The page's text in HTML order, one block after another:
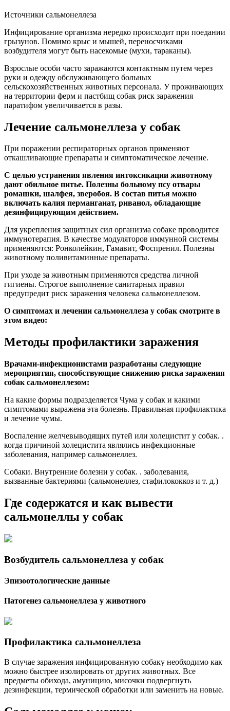
Источники сальмонеллеза
Инфицирование организма нередко происходит при поедании
грызунов. Помимо крыс и мышей, переносчиками
возбудителя могут быть насекомые (мухи, тараканы).
Взрослые особи часто заражаются контактным путем через
руки и одежду обслуживающего больных
сельскохозяйственных животных персонала. У проживающих
на территории ферм и пастбищ собак риск заражения
паратифом увеличивается в разы.
Лечение сальмонеллеза у собак
При поражении респираторных органов применяют
откашливающие препараты и симптоматическое лечение.
С целью устранения явления интоксикации животному
дают обильное питье. Полезны больному псу отвары
ромашки, шалфея, зверобоя. В состав питья можно
включать калия перманганат, риванол, обладающие
дезинфицирующим действием.
Для укрепления защитных сил организма собаке проводится
иммунотерапия. В качестве модуляторов иммунной системы
применяются: Ронколейкин, Гамавит, Фоспренил. Полезны
животному поливитаминные препараты.
При уходе за животным применяются средства личной
гигиены. Строгое выполнение санитарных правил
предупредит риск заражения человека сальмонеллезом.
О симптомах и лечении сальмонеллеза у собак смотрите в
этом видео:
Методы профилактики заражения
Врачами-инфекционистами разработаны следующие
мероприятия, способствующие снижению риска заражения
собак сальмонеллезом:
На какие формы подразделяется Чума у собак и какими
симптомами выражена эта болезнь. Правильная профилактика
и лечение чумы.
Воспаление желчевыводящих путей или холецистит у собак. .
когда причиной холецистита являлись инфекционные
заболевания, например сальмонеллез.
Собаки. Внутренние болезни у собак. . заболевания,
вызванные бактериями (сальмонеллез, стафилококкоз и т. д.)
Где содержатся и как вывести
сальмонеллы у собак
Возбудитель сальмонеллеза у собак
Эпизоотологические данные
Патогенез сальмонеллеза у животного
Профилактика сальмонеллеза
В случае заражения инфицированную собаку необходимо как
можно быстрее изолировать от других животных. Все
предметы обихода, амуницию, мисочки подвергнуть
дезинфекции, термической обработки или заменить на новые.